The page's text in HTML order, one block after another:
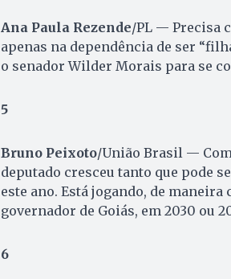
Ana Paula Rezende/PL — Precisa
apenas na dependência de ser
o senador Wilder Morais para se
5
Bruno Peixoto/União Brasil —
deputado cresceu tanto que pode
este ano. Está jogando, de
governador de Goiás, em 2030 ou
6